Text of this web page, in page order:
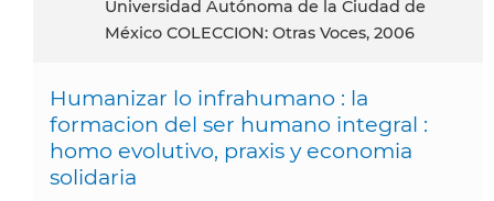
Universidad Autónoma de la Ciudad de
México COLECCION: Otras Voces, 2006
Humanizar lo infrahumano : la
formacion del ser humano integral :
homo evolutivo, praxis y economia
solidaria